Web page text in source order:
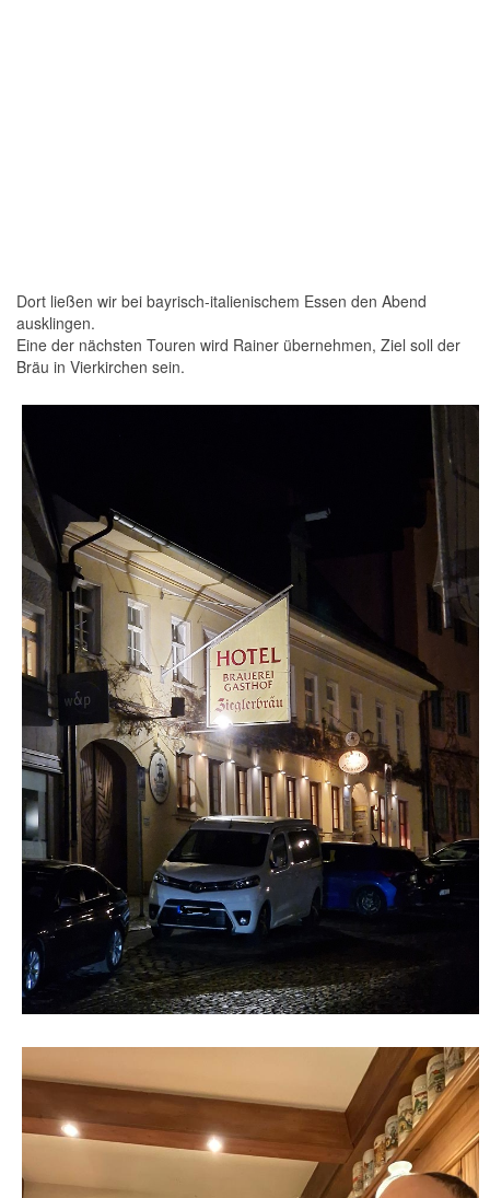
Dort ließen wir bei bayrisch-italienischem Essen den Abend
ausklingen.
Eine der nächsten Touren wird Rainer übernehmen, Ziel soll der
Bräu in Vierkirchen sein.